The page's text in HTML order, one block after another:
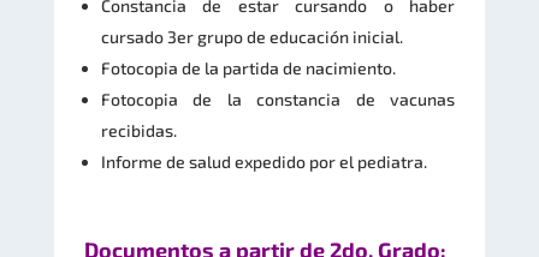
Constancia de estar cursando o haber
cursado 3er grupo de educación inicial.
Fotocopia de la partida de nacimiento.
Fotocopia de la constancia de vacunas
recibidas.
Informe de salud expedido por el pediatra.
Documentos a partir de 2do. Grado: